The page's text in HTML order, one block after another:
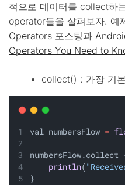
적으로 데이터를 collect하
operator들을 살펴보자. 예
Operators 포스팅과
Operators You Need to
collect() : 가장 기
val numbersFlow =
numbersFlow.collect
println(
}